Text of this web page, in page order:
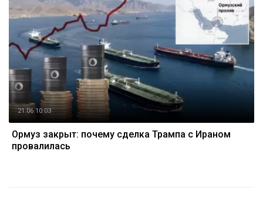
21.06 10:03
Ормуз закрыт: почему сделка Трампа с Ираном
провалилась